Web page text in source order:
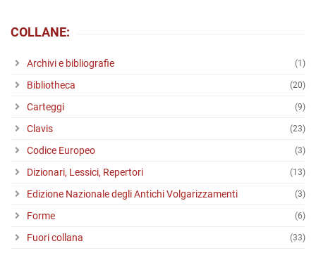
COLLANE:
Archivi e bibliografie (1)
Bibliotheca (20)
Carteggi (9)
Clavis (23)
Codice Europeo (3)
Dizionari, Lessici, Repertori (13)
Edizione Nazionale degli Antichi Volgarizzamenti (3)
Forme (6)
Fuori collana (33)